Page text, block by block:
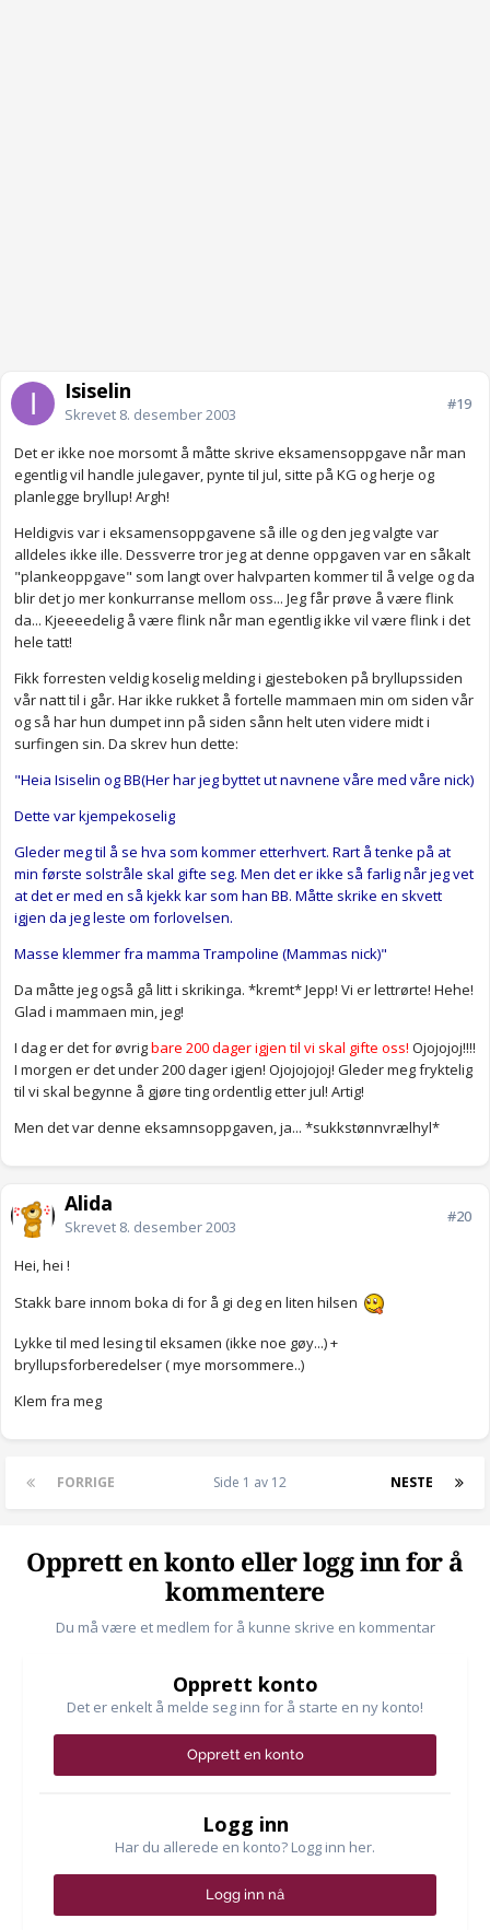
Isiselin
Skrevet 8. desember 2003
#19
Det er ikke noe morsomt å måtte skrive eksamensoppgave når man
egentlig vil handle julegaver, pynte til jul, sitte på KG og herje og
planlegge bryllup! Argh!
Heldigvis var i eksamensoppgavene så ille og den jeg valgte var
alldeles ikke ille. Dessverre tror jeg at denne oppgaven var en såkalt
"plankeoppgave" som langt over halvparten kommer til å velge og da
blir det jo mer konkurranse mellom oss... Jeg får prøve å være flink
da... Kjeeeedelig å være flink når man egentlig ikke vil være flink i det
hele tatt!
Fikk forresten veldig koselig melding i gjesteboken på bryllupssiden
vår natt til i går. Har ikke rukket å fortelle mammaen min om siden vår
og så har hun dumpet inn på siden sånn helt uten videre midt i
surfingen sin. Da skrev hun dette:
"Heia Isiselin og BB(Her har jeg byttet ut navnene våre med våre nick)
Dette var kjempekoselig
Gleder meg til å se hva som kommer etterhvert. Rart å tenke på at
min første solstråle skal gifte seg. Men det er ikke så farlig når jeg vet
at det er med en så kjekk kar som han BB. Måtte skrike en skvett
igjen da jeg leste om forlovelsen.
Masse klemmer fra mamma Trampoline (Mammas nick)"
Da måtte jeg også gå litt i skrikinga. *kremt* Jepp! Vi er lettrørte! Hehe!
Glad i mammaen min, jeg!
I dag er det for øvrigbare 200 dager igjen til vi skal gifte oss! Ojojojoj!!!!
I morgen er det under 200 dager igjen! Ojojojojoj! Gleder meg fryktelig
til vi skal begynne å gjøre ting ordentlig etter jul! Artig!
Men det var denne eksamnsoppgaven, ja... *sukkstønnvrælhyl*
Alida
Skrevet 8. desember 2003
#20
Hei, hei !
Stakk bare innom boka di for å gi deg en liten hilsen
Lykke til med lesing til eksamen (ikke noe gøy...) +
bryllupsforberedelser ( mye morsommere..)
Klem fra meg
FORRIGE NESTE
Side 1 av 12
Opprett en konto eller logg inn for å
kommentere
Du må være et medlem for å kunne skrive en kommentar
Opprett konto
Det er enkelt å melde seg inn for å starte en ny konto!
Opprett en konto
Logg inn
Har du allerede en konto? Logg inn her.
Logg inn nå